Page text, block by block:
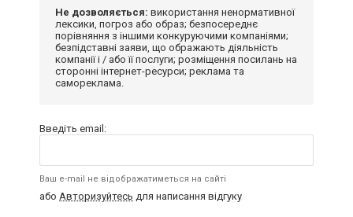
Не дозволяється: використання ненормативної
лексики, погроз або образ; безпосереднє
порівняння з іншими конкуруючими компаніями;
безпідставні заяви, що ображають діяльність
компанії і / або її послуги; розміщення посилань на
сторонні інтернет-ресурси; реклама та
самореклама.
Введіть email:
Ваш e-mail не відображатиметься на сайті
або Авторизуйтесь для написання відгуку